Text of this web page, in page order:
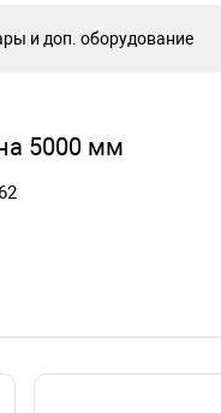
и доп. оборудование
5000 мм